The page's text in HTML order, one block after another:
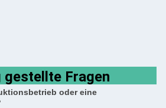
gestellte Fragen
oder eine